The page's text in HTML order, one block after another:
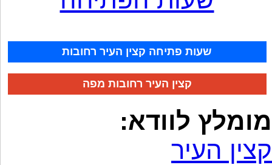
שעות פתיחה קצין העיר רחובות
קצין העיר רחובות מפה
מומלץ לוודא:
קצין העיר